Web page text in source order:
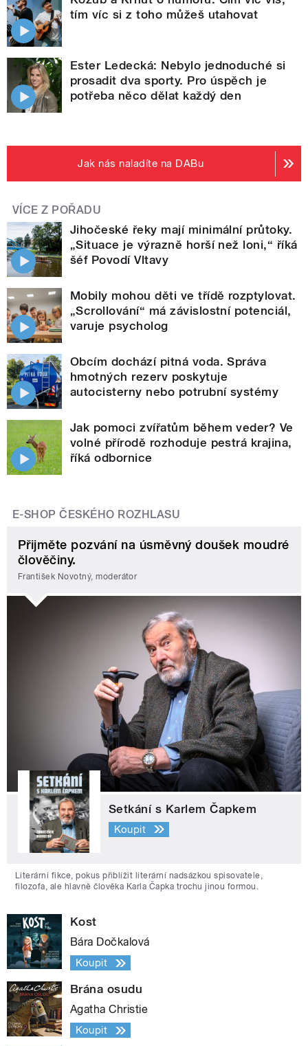
tím víc si z toho můžeš utahovat
Ester Ledecká: Nebylo jednoduché si
prosadit dva sporty. Pro úspěch je
potřeba něco dělat každý den
Jak nás naladíte na DABu
VÍCE Z POŘADU
Jihočeské řeky mají minimální průtoky.
„Situace je výrazně horší než loni,“ říká
šéf Povodí Vltavy
Mobily mohou děti ve třídě rozptylovat.
„Scrollování“ má závislostní potenciál,
varuje psycholog
Obcím dochází pitná voda. Správa
hmotných rezerv poskytuje
autocisterny nebo potrubní systémy
Jak pomoci zvířatům během veder? Ve
volné přírodě rozhoduje pestrá krajina,
říká odbornice
E-SHOP ČESKÉHO ROZHLASU
Přijměte pozvání na úsměvný doušek moudré
člověčiny.
František Novotný, moderátor
Setkání s Karlem Čapkem
Koupit
Literární fikce, pokus přiblížit literární nadsázkou spisovatele,
filozofa, ale hlavně člověka Karla Čapka trochu jinou formou.
Kost
Bára Dočkalová
Koupit
Brána osudu
Agatha Christie
Koupit